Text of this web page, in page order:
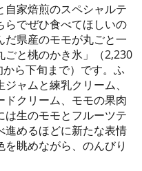
家焙煎のスペシャルテ
らでぜひ食べてほしいの
だ県産のモモが丸ごと一
と桃のかき氷」（2,230
ら下旬まで）です。ふ
ャムと練乳クリーム、
ドクリーム、モモの果肉
は生のモモとフルーツテ
進めるほどに新たな表情
眺めながら、のんびり